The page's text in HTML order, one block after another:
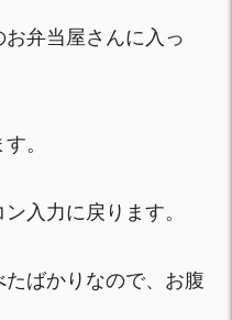
弁当屋さんに入っ
。
入力に戻ります。
ばかりなので、お腹